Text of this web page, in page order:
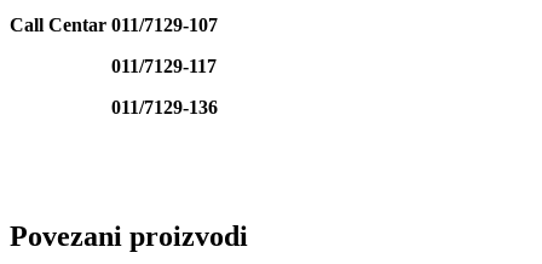
Call Centar 011/7129-107
011/7129-117
011/7129-136
Povezani proizvodi